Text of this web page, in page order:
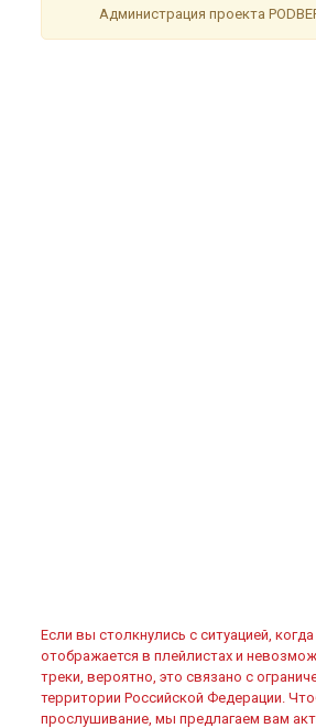
Администрация проекта
Если вы столкнулись с ситуацией,
отображается в плейлистах и
треки, вероятно, это связано с
территории Российской Федерации.
прослушивание, мы предлагаем вам